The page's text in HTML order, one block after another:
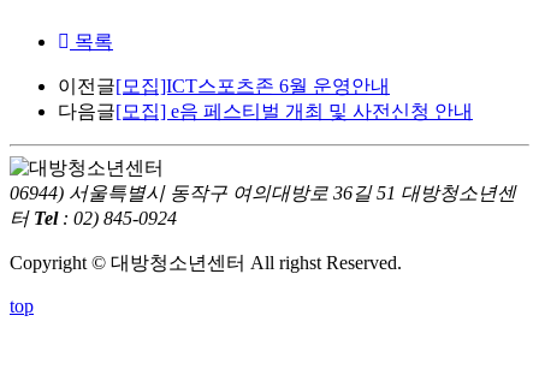
목록
이전글[모집]ICT스포츠존 6월 운영안내
다음글[모집] e음 페스티벌 개최 및 사전신청 안내
06944) 서울특별시 동작구 여의대방로 36길 51 대방청소년센
터 Tel : 02) 845-0924
Copyright © 대방청소년센터 All righst Reserved.
top